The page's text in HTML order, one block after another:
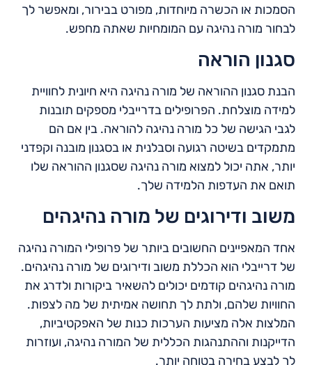
הסמכות או הכשרה מיוחדות, מפורט בבירור, ומאפשר לך
לבחור מורה נהיגה עם המומחיות שאתה מחפש.
סגנון הוראה
הבנת סגנון ההוראה של מורה נהיגה היא חיונית לחוויית
למידה מוצלחת. הפרופילים בדרייבלי מספקים תובנות
לגבי הגישה של כל מורה נהיגה להוראה. בין אם הם
מתמקדים בשיטה רגועה וסבלנית או בסגנון מובנה וקפדני
יותר, אתה יכול למצוא מורה נהיגה שסגנון ההוראה שלו
תואם את העדפות הלמידה שלך.
משוב ודירוגים של מורה נהיגהים
אחד המאפיינים החשובים ביותר של פרופילי המורה נהיגה
של דרייבלי הוא הכללת משוב ודירוגים של מורה נהיגהים.
מורה נהיגהים קודמים יכולים להשאיר ביקורות ולדרג את
החוויות שלהם, ולתת לך תחושה אמיתית של מה לצפות.
המלצות אלה מציעות הערכות כנות של האפקטיביות,
הדייקנות וההתנהגות הכללית של המורה נהיגה, ועוזרות
לך לבצע בחירה בטוחה יותר.